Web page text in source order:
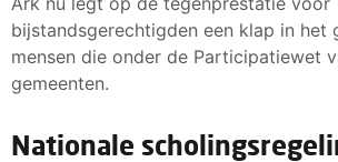
bijstandsgerechtigden een klap in het
mensen die onder de Participatiewet
gemeenten.
Nationale